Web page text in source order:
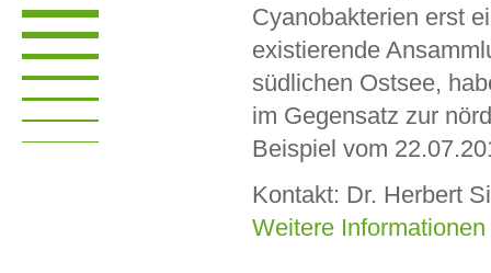
Cyanobakterien erst
existierende
südlichen Ostsee,
im Gegensatz zur
Beispiel vom
Kontakt: Dr. Herbert
Weitere